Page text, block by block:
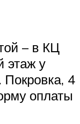
– в КЦ
этаж у
Покровка, 4
оплаты